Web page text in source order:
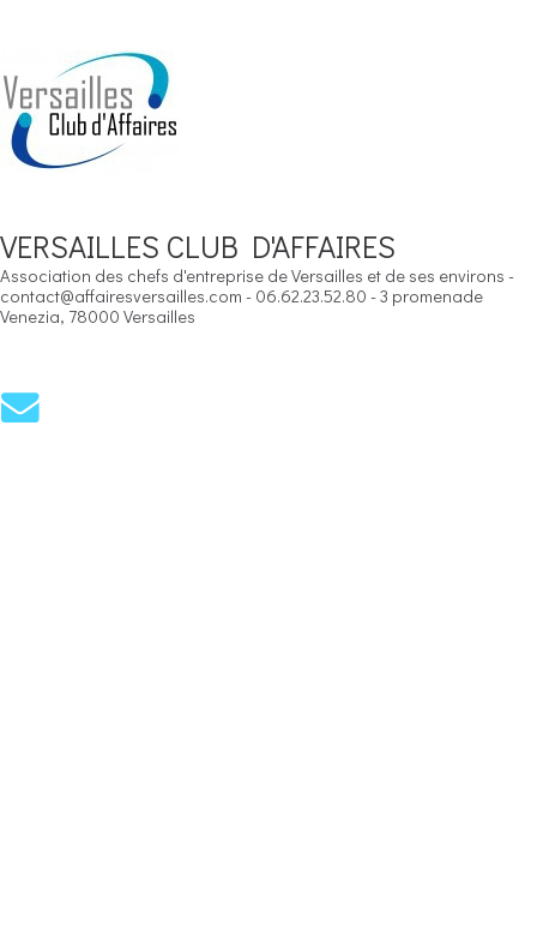
VERSAILLES CLUB D'AFFAIRES
Association des chefs d'entreprise de Versailles et de ses environs -
contact@affairesversailles.com - 06.62.23.52.80 - 3 promenade
Venezia, 78000 Versailles